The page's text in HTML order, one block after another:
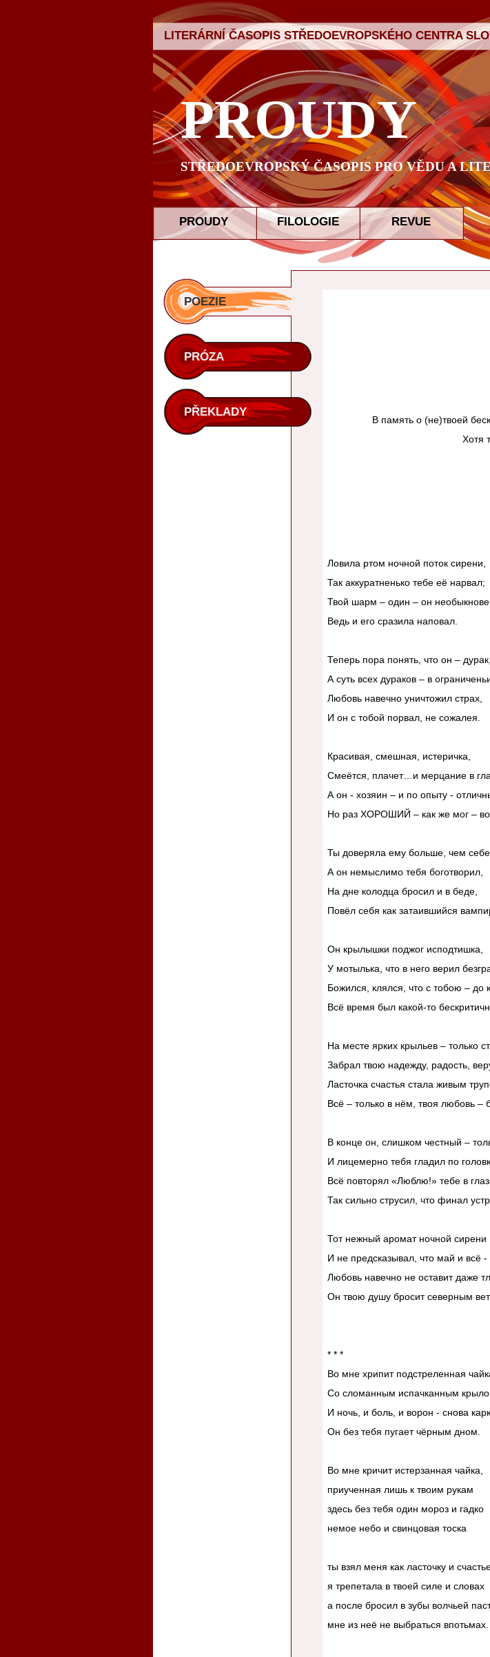
LITERÁRNÍ ČASOPIS STŘEDOEVROPSKÉHO CENTRA
PROUDY
STŘEDOEVROPSKÝ ČASOPIS PRO VĚDU A
PROUDY FILOLOGIE REVUE
POEZIE
PRÓZA
PŘEKLADY
В память о (не)твоей
Хотя
Ловила ртом ночной поток сирени,
Так аккуратненько тебе её нарвал;
Твой шарм – один – он
Ведь и его сразила наповал.
Теперь пора понять, что он – дурак,
А суть всех дураков – в
Любовь навечно уничтожил страх,
И он с тобой порвал, не сожалея.
Красивая, смешная, истеричка,
Смеётся, плачет…и мерцание в
А он - хозяин – и по опыту -
Но раз ХОРОШИЙ – как же мог –
Ты доверяла ему больше, чем себе,
А он немыслимо тебя боготворил,
На дне колодца бросил и в беде,
Повёл себя как затаившийся
Он крылышки поджог исподтишка,
У мотылька, что в него верил
Божился, клялся, что с тобою – до
Всё время был какой-то
На месте ярких крыльев – только
Забрал твою надежду, радость,
Ласточка счастья стала живым
Всё – только в нём, твоя любовь –
В конце он, слишком честный –
И лицемерно тебя гладил по
Всё повторял «Люблю!» тебе в
Так сильно струсил, что финал
Тот нежный аромат ночной сирени
И не предсказывал, что май и всё
Любовь навечно не оставит даже
Он твою душу бросит северным
* * *
Во мне хрипит подстреленная
Со сломанным испачканным
И ночь, и боль, и ворон - снова
Он без тебя пугает чёрным дном.
Во мне кричит истерзанная чайка,
приученная лишь к твоим рукам
здесь без тебя один мороз и гадко
немое небо и свинцовая тоска
ты взял меня как ласточку и
я трепетала в твоей силе и словах
а после бросил в зубы волчьей
мне из неё не выбраться впотьмах.